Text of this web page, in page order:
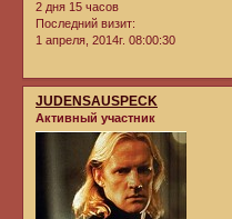
2 дня 15 часов
Последний визит:
1 апреля, 2014г. 08:00:30
JUDENSAUSPECK
Активный участник